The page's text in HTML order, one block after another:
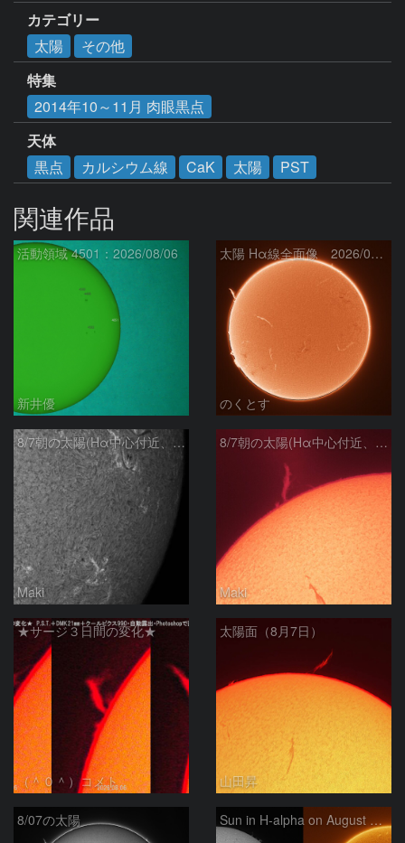
カテゴリー
太陽
その他
特集
2014年10～11月 肉眼黒点
天体
黒点
カルシウム線 CaK 太陽 PST
関連作品
活動領域 4501：2026/08/06
新井優
太陽 Hα線全面像 2026/08/07
のくとす
8/7朝の太陽(Hα中心付近、4498、4502付近)
Maki
8/7朝の太陽(Hα中心付近、プロミネンス)
Maki
★サージ３日間の変化★
（＾０＾）コメト
太陽面（8月7日）
山田昇
8/07の太陽 Sun in H-alpha on August 7, 2026